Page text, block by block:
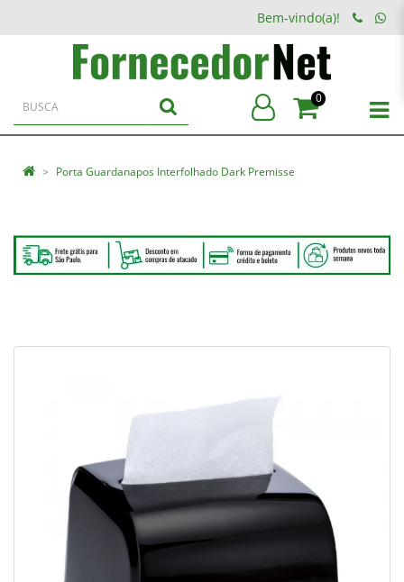
Bem-vindo(a)!
0
Porta Guardanapos Interfolhado Dark Premisse